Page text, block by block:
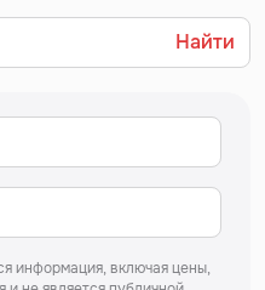
Найти
информация, включая цены,